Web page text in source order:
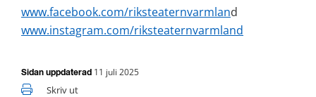
www.facebook.com/riksteaternvarmland
www.instagram.com/riksteaternvarmland
Sidan uppdaterad 11 juli 2025
Skriv ut